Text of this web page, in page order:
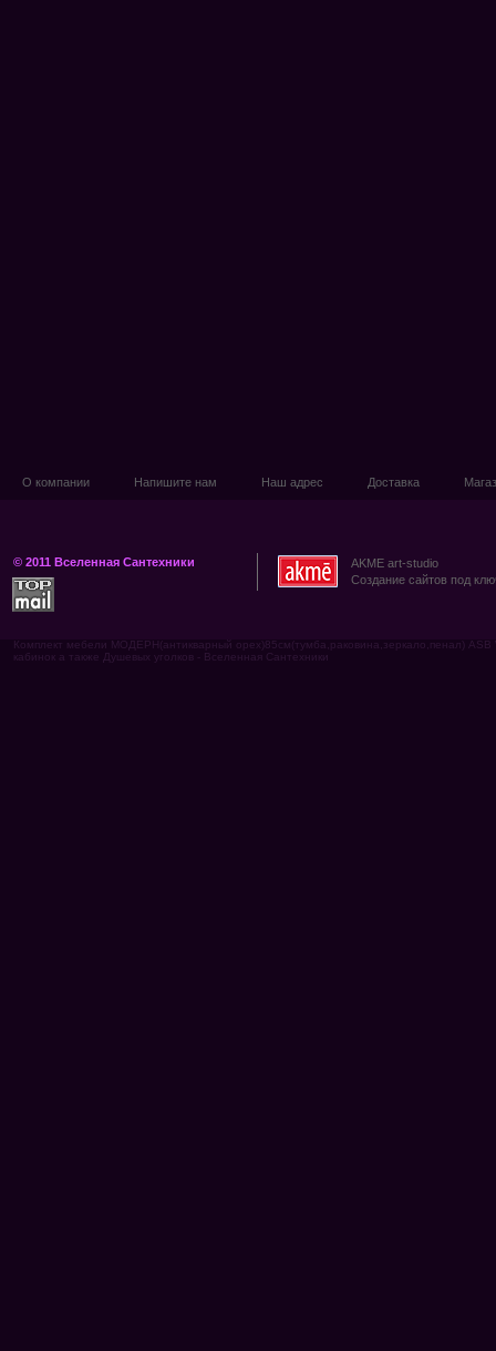
О компании Напишите нам Наш адрес Доставка
AKME art-studio
Создание сайтов под
© 2011 Вселенная Сантехники
Комплект мебели МОДЕРН(антикварный орех)85см(тумба,раковина,зеркало,пенал)
кабинок а также Душевых уголков - Вселенная Сантехники